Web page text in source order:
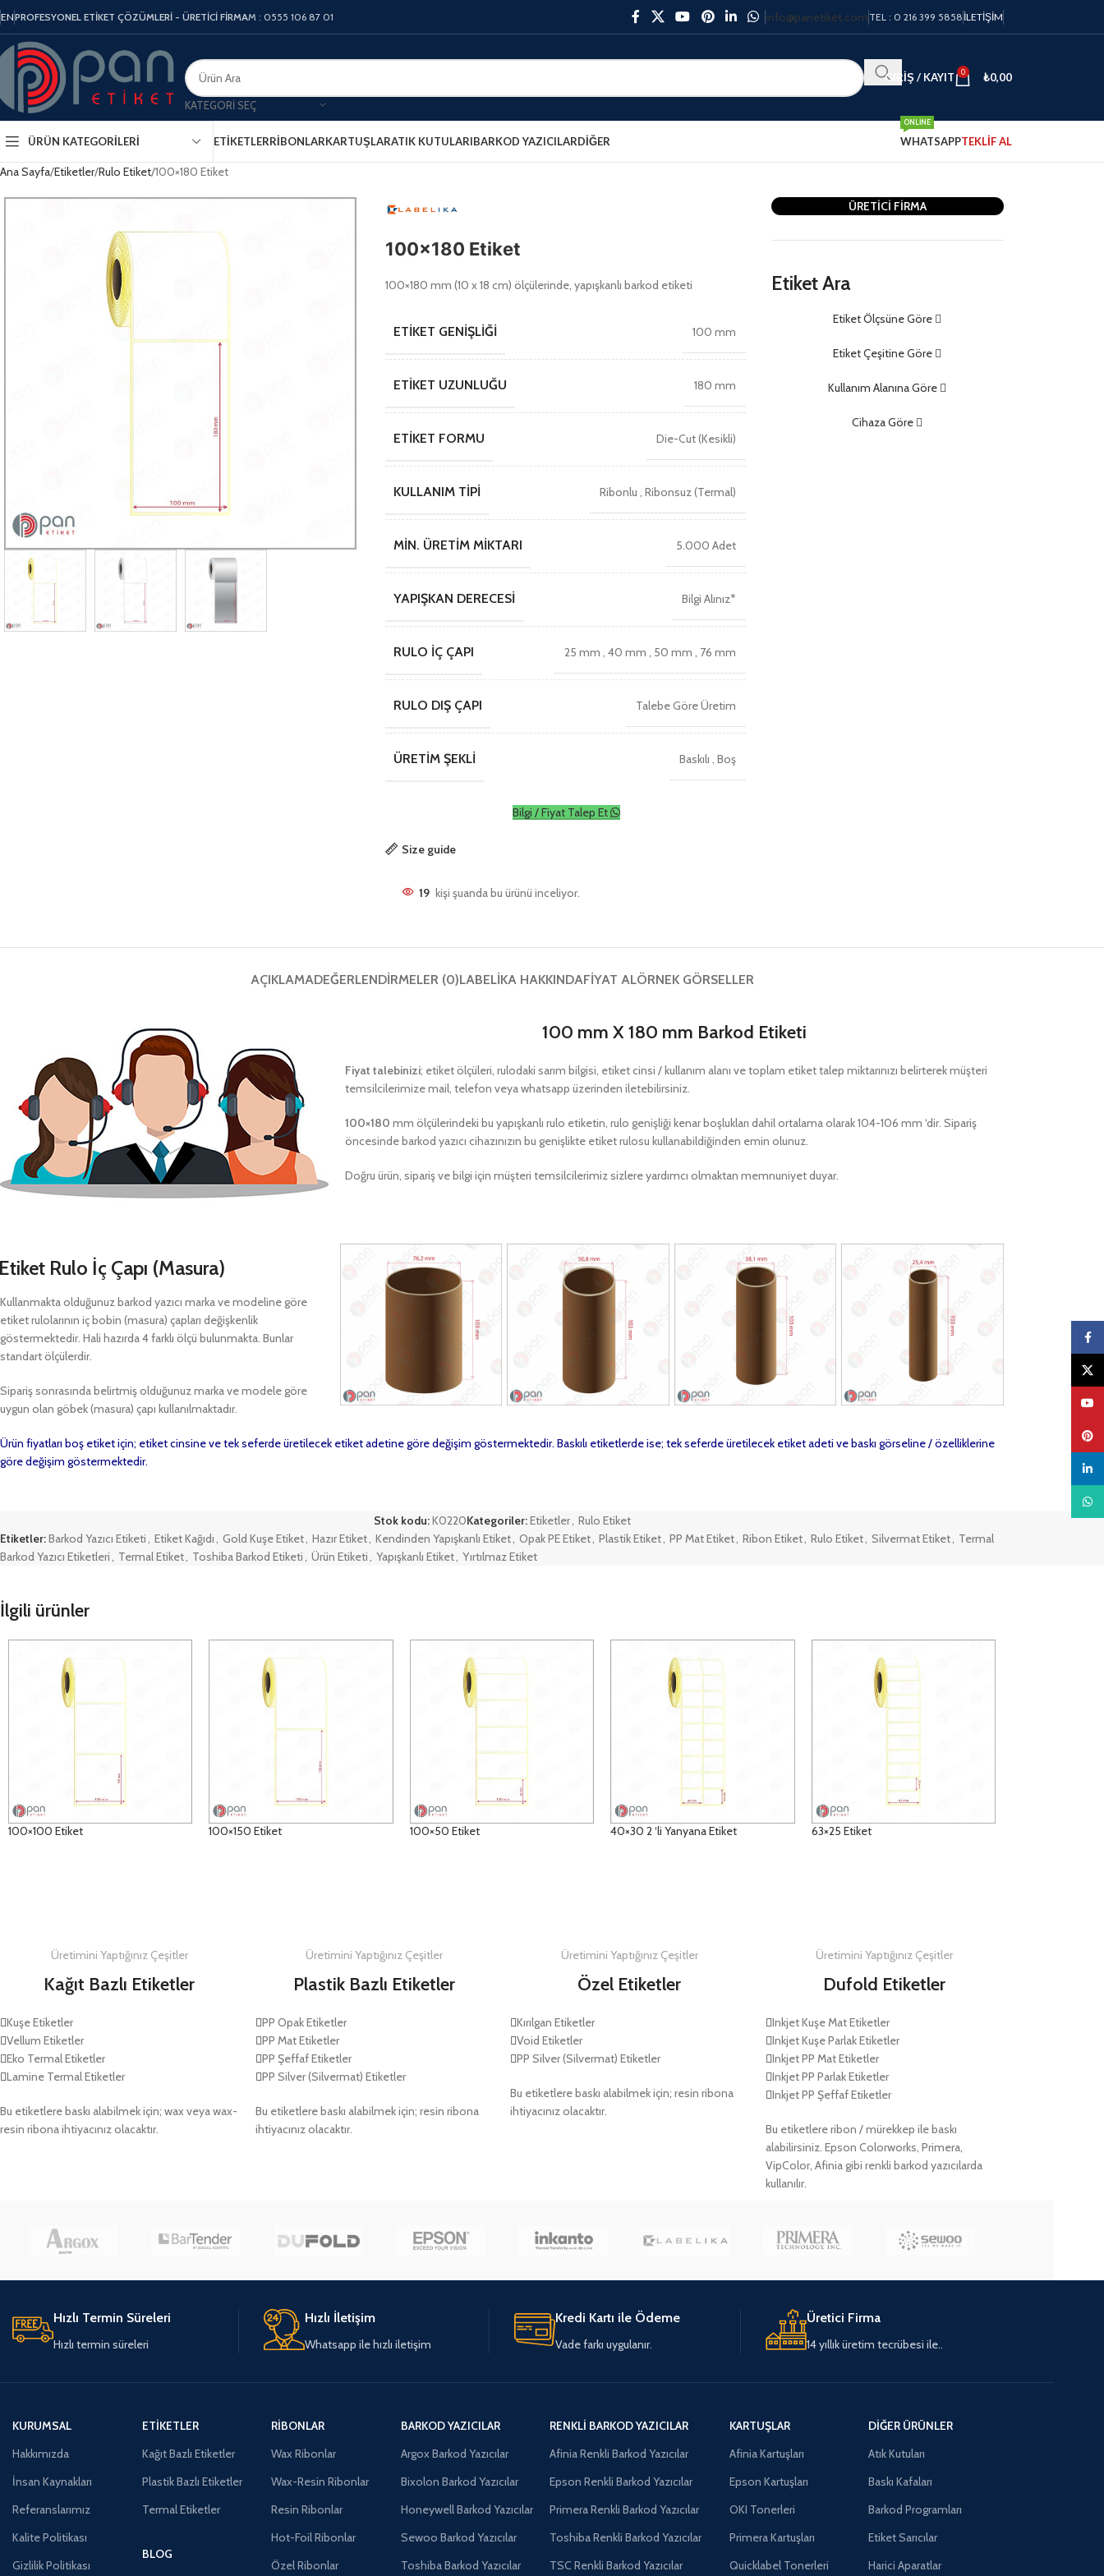
ENPROFESYONEL ETİKET ÇÖZÜMLERİ - ÜRETİCİ FİRMAM : 0555 106 87 01 info@panetiket.com TEL : 0 216 399 5858 İLETIŞIM
KATEGORI SEÇ
GIRIŞ / KAYIT 0 ₺0,00
ÜRÜN KATEGORILERI ETIKETLERRIBONLARKARTUŞLARATIK KUTULARIBARKOD YAZICILARDIĞER WHATSAPP
ONLINE
TEKLİF AL
Ana Sayfa Etiketler Rulo Etiket 100×180 Etiket
100×180 Etiket
100×180 mm (10 x 18 cm) ölçülerinde, yapışkanlı barkod etiketi
ETIKET GENIŞLIĞI 100 mm
ETIKET UZUNLUĞU 180 mm
ETIKET FORMU Die-Cut (Kesikli)
KULLANIM TIPI Ribonlu ,Ribonsuz (Termal)
MIN. ÜRETIM MIKTARI 5.000 Adet
YAPIŞKAN DERECESI Bilgi Alınız*
RULO İÇ ÇAPI 25 mm ,40 mm , 50 mm , 76 mm
RULO DIŞ ÇAPI Talebe Göre Üretim
ÜRETIM ŞEKLI Baskılı ,Boş
Bilgi / Fiyat Talep Et
Size guide
19 kişi şuanda bu ürünü inceliyor.
ÜRETİCİ FİRMA
Etiket Ara
Etiket Ölçsüne Göre
Etiket Çeşitine Göre
Kullanım Alanına Göre
Cihaza Göre
AÇIKLAMADEĞERLENDIRMELER (0)LABELIKA HAKKINDAFIYAT ALÖRNEK GÖRSELLER
100 mm X 180 mm Barkod Etiketi
Fiyat talebinizi; etiket ölçüleri, rulodaki sarım bilgisi, etiket cinsi / kullanım alanı ve toplam etiket talep miktarınızı belirterek müşteri
temsilcilerimize mail, telefon veya whatsapp üzerinden iletebilirsiniz.
100×180 mm ölçülerindeki bu yapışkanlı rulo etiketin, rulo genişliği kenar boşlukları dahil ortalama olarak 104-106 mm ‘dir. Sipariş
öncesinde barkod yazıcı cihazınızın bu genişlikte etiket rulosu kullanabildiğinden emin olunuz.
Doğru ürün, sipariş ve bilgi için müşteri temsilcilerimiz sizlere yardımcı olmaktan memnuniyet duyar.
Rulo İç Çapı (Masura)
Kullanmakta olduğunuz barkod yazıcı marka ve modeline göre
etiket rulolarının iç bobin (masura) çapları değişkenlik
göstermektedir. Hali hazırda 4 farklı ölçü bulunmakta. Bunlar
standart ölçülerdir.
Sipariş sonrasında belirtmiş olduğunuz marka ve modele göre
uygun olan göbek (masura) çapı kullanılmaktadır.
Ürün fiyatları boş etiket için; etiket cinsine ve tek seferde üretilecek etiket adetine göre değişim göstermektedir. Baskılı etiketlerde ise; tek seferde üretilecek etiket adeti ve baskı görseline / özelliklerine
göre değişim göstermektedir.
Stok kodu:K0220Kategoriler:Etiketler, Rulo Etiket
Etiketler:Barkod Yazıcı Etiketi, Etiket Kağıdı, Gold Kuşe Etiket, Hazır Etiket, Kendinden Yapışkanlı Etiket, Opak PE Etiket, Plastik Etiket, PP Mat Etiket, Ribon Etiket, Rulo Etiket, Silvermat Etiket, Termal
Barkod Yazıcı Etiketleri, Termal Etiket, Toshiba Barkod Etiketi, Ürün Etiketi, Yapışkanlı Etiket, Yırtılmaz Etiket
İlgili ürünler
100×100 Etiket 100×150 Etiket 100×50 Etiket 40×30 2 ‘li Yanyana Etiket 63×25 Etiket
Üretimini Yaptığınız Çeşitler
Kağıt Bazlı Etiketler
Kuşe Etiketler
Vellum Etiketler
Eko Termal Etiketler
Lamine Termal Etiketler
Bu etiketlere baskı alabilmek için; wax veya wax-
resin ribona ihtiyacınız olacaktır.
Üretimini Yaptığınız Çeşitler
Plastik Bazlı Etiketler
PP Opak Etiketler
PP Mat Etiketler
PP Şeffaf Etiketler
PP Silver (Silvermat) Etiketler
Bu etiketlere baskı alabilmek için; resin ribona
ihtiyacınız olacaktır.
Üretimini Yaptığınız Çeşitler
Özel Etiketler
Kırılgan Etiketler
Void Etiketler
PP Silver (Silvermat) Etiketler
Bu etiketlere baskı alabilmek için; resin ribona
ihtiyacınız olacaktır.
Üretimini Yaptığınız Çeşitler
Dufold Etiketler
Inkjet Kuşe Mat Etiketler
Inkjet Kuşe Parlak Etiketler
Inkjet PP Mat Etiketler
Inkjet PP Parlak Etiketler
Inkjet PP Şeffaf Etiketler
Bu etiketlere ribon / mürekkep ile baskı
alabilirsiniz. Epson Colorworks, Primera,
VipColor, Afinia gibi renkli barkod yazıcılarda
kullanılır.
Hızlı Termin Süreleri
Hızlı termin süreleri
Hızlı İletişim
Whatsapp ile hızlı iletişim
Kredi Kartı ile Ödeme
Vade farkı uygulanır.
Üretici Firma
14 yıllık üretim tecrübesi ile..
KURUMSAL
Hakkımızda
İnsan Kaynakları
Referanslarımız
Kalite Politikası
Gizlilik Politikası
ETIKETLER
Kağıt Bazlı Etiketler
Plastik Bazlı Etiketler
Termal Etiketler
BLOG
RIBONLAR
Wax Ribonlar
Wax-Resin Ribonlar
Resin Ribonlar
Hot-Foil Ribonlar
Özel Ribonlar
BARKOD YAZICILAR
Argox Barkod Yazıcılar
Bixolon Barkod Yazıcılar
Honeywell Barkod Yazıcılar
Sewoo Barkod Yazıcılar
Toshiba Barkod Yazıcılar
RENKLI BARKOD YAZICILAR
Afinia Renkli Barkod Yazıcılar
Epson Renkli Barkod Yazıcılar
Primera Renkli Barkod Yazıcılar
Toshiba Renkli Barkod Yazıcılar
TSC Renkli Barkod Yazıcılar
KARTUŞLAR
Afinia Kartuşları
Epson Kartuşları
OKI Tonerleri
Primera Kartuşları
Quicklabel Tonerleri
DIĞER ÜRÜNLER
Atık Kutuları
Baskı Kafaları
Barkod Programları
Etiket Sarıcılar
Harici Aparatlar